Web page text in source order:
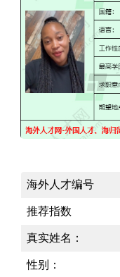
海外人才编号
推荐指数
真实姓名：
性别：